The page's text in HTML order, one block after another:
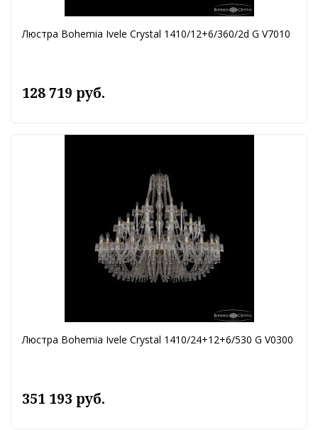
Люстра Bohemia Ivele Crystal 1410/12+6/360/2d G V7010
128 719 руб.
Люстра Bohemia Ivele Crystal 1410/24+12+6/530 G V0300
351 193 руб.